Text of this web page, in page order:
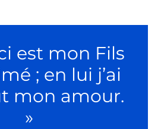
est mon Fils
; en lui j’ai
mon amour.
»